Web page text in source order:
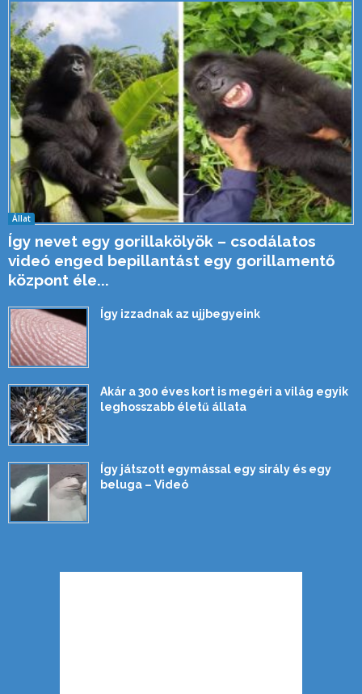
Állat
Így nevet egy gorillakölyök – csodálatos
videó enged bepillantást egy gorillamentő
központ éle...
Így izzadnak az ujjbegyeink
Akár a 300 éves kort is megéri a világ egyik
leghosszabb életű állata
Így játszott egymással egy sirály és egy
beluga – Videó